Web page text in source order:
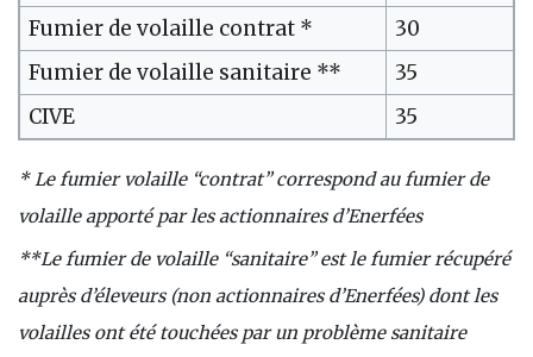
Fumier de volaille contrat *
30
Fumier de volaille sanitaire **
35
CIVE
35
* Le fumier volaille “contrat” correspond au fumier de
volaille apporté par les actionnaires d’Enerfées
**Le fumier de volaille “sanitaire” est le fumier récupéré
auprès d’éleveurs (non actionnaires d’Enerfées) dont les
volailles ont été touchées par un problème sanitaire